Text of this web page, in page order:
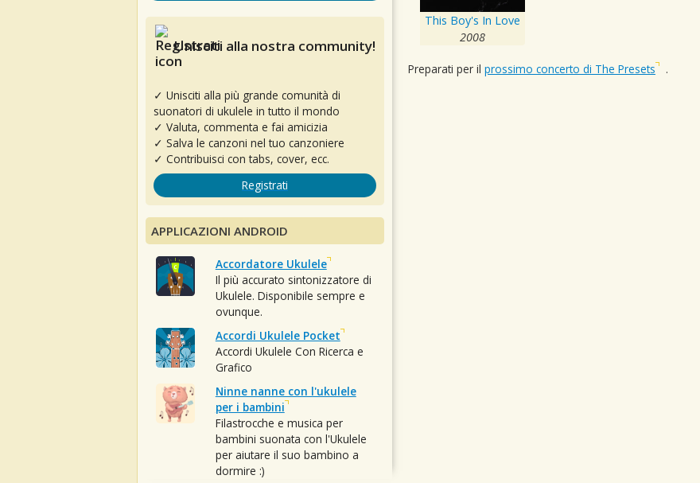
This Boy's In Love
2008
Preparati per il prossimo concerto di The Presets .
Unisciti alla nostra community!
✓ Unisciti alla più grande comunità di
suonatori di ukulele in tutto il mondo
✓ Valuta, commenta e fai amicizia
✓ Salva le canzoni nel tuo canzoniere
✓ Contribuisci con tabs, cover, ecc.
Registrati
APPLICAZIONI ANDROID
Accordatore Ukulele
Il più accurato sintonizzatore di
Ukulele. Disponibile sempre e
ovunque.
Accordi Ukulele Pocket
Accordi Ukulele Con Ricerca e
Grafico
Ninne nanne con l'ukulele
per i bambini
Filastrocche e musica per
bambini suonata con l'Ukulele
per aiutare il suo bambino a
dormire :)